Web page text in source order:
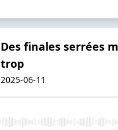
Des finales serrées
trop
2025-06-11